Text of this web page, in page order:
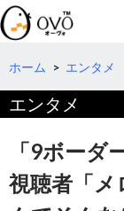
検
索
コ
テ
へ
ホーム > エンタメ
エンタメ
「9ボーダ
視聴者「メ